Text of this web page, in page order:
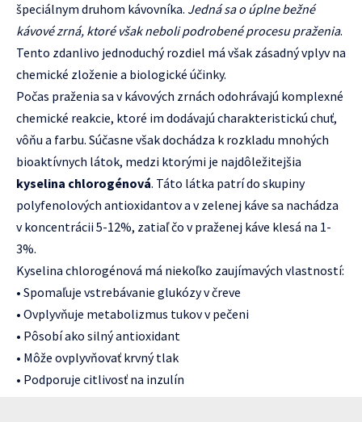
špeciálnym druhom kávovníka. Jedná sa o úplne bežné
kávové zrná, ktoré však neboli podrobené procesu praženia.
Tento zdanlivo jednoduchý rozdiel má však zásadný vplyv na
chemické zloženie a biologické účinky.
Počas praženia sa v kávových zrnách odohrávajú komplexné
chemické reakcie, ktoré im dodávajú charakteristickú chuť,
vôňu a farbu. Súčasne však dochádza k rozkladu mnohých
bioaktívnych látok, medzi ktorými je najdôležitejšia
kyselina chlorogénová. Táto látka patrí do skupiny
polyfenolových antioxidantov a v zelenej káve sa nachádza
v koncentrácii 5-12%, zatiaľ čo v praženej káve klesá na 1-
3%.
Kyselina chlorogénová má niekoľko zaujímavých vlastností:
• Spomaľuje vstrebávanie glukózy v čreve
• Ovplyvňuje metabolizmus tukov v pečeni
• Pôsobí ako silný antioxidant
• Môže ovplyvňovať krvný tlak
• Podporuje citlivosť na inzulín